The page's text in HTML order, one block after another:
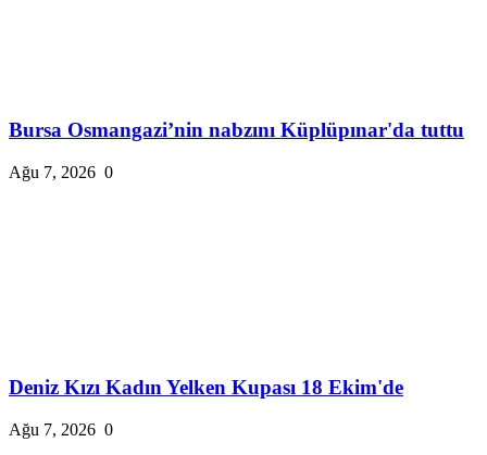
Bursa Osmangazi’nin nabzını Küplüpınar'da tuttu
Ağu 7, 2026 0
Deniz Kızı Kadın Yelken Kupası 18 Ekim'de
Ağu 7, 2026 0